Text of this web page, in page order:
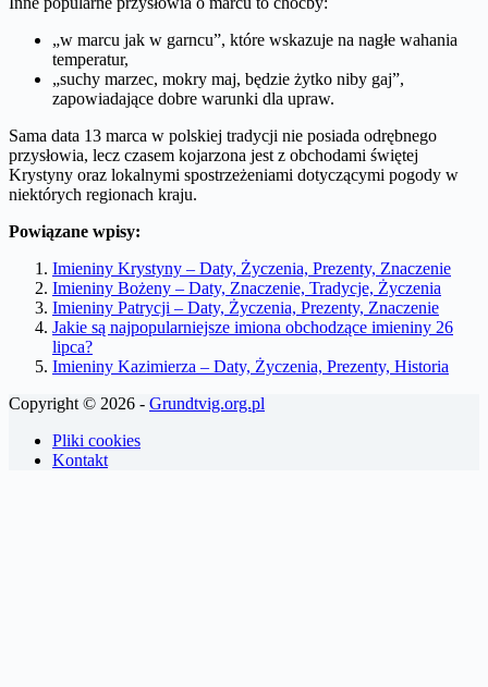
„w marcu jak w garncu”, które wskazuje na nagłe wahania
temperatur,
„suchy marzec, mokry maj, będzie żytko niby gaj”,
zapowiadające dobre warunki dla upraw.
Sama data 13 marca w polskiej tradycji nie posiada odrębnego
przysłowia, lecz czasem kojarzona jest z obchodami świętej
Krystyny oraz lokalnymi spostrzeżeniami dotyczącymi pogody w
niektórych regionach kraju.
Powiązane wpisy:
Imieniny Krystyny – Daty, Życzenia, Prezenty, Znaczenie
Imieniny Bożeny – Daty, Znaczenie, Tradycje, Życzenia
Imieniny Patrycji – Daty, Życzenia, Prezenty, Znaczenie
Jakie są najpopularniejsze imiona obchodzące imieniny 26
lipca?
Imieniny Kazimierza – Daty, Życzenia, Prezenty, Historia
Copyright © 2026 - Grundtvig.org.pl
Pliki cookies
Kontakt